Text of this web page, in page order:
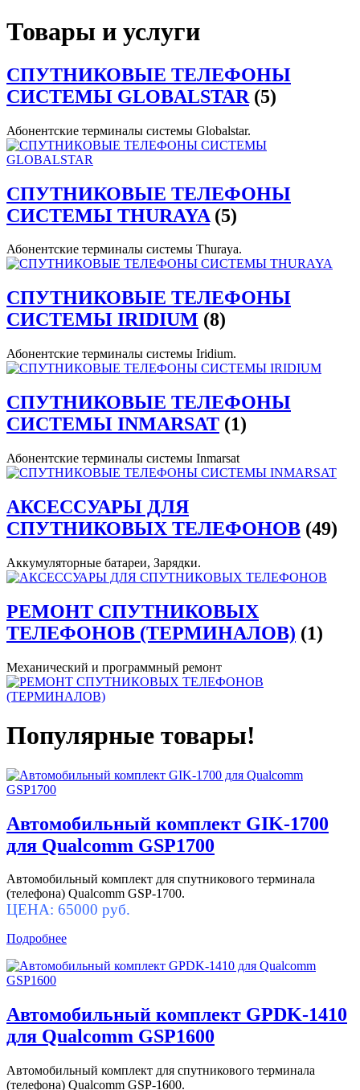
Товары и услуги
СПУТНИКОВЫЕ ТЕЛЕФОНЫ
СИСТЕМЫ GLOBALSTAR (5)
Абонентские терминалы системы Globalstar.
СПУТНИКОВЫЕ ТЕЛЕФОНЫ
СИСТЕМЫ THURAYA (5)
Абонентские терминалы системы Thuraya.
СПУТНИКОВЫЕ ТЕЛЕФОНЫ
СИСТЕМЫ IRIDIUM (8)
Абонентские терминалы системы Iridium.
СПУТНИКОВЫЕ ТЕЛЕФОНЫ
СИСТЕМЫ INMARSAT (1)
Абонентские терминалы системы Inmarsat
АКСЕССУАРЫ ДЛЯ
СПУТНИКОВЫХ ТЕЛЕФОНОВ (49)
Аккумуляторные батареи, Зарядки.
РЕМОНТ СПУТНИКОВЫХ
ТЕЛЕФОНОВ (ТЕРМИНАЛОВ) (1)
Механический и программный ремонт
Популярные товары!
Автомобильный комплект GIK-1700
для Qualcomm GSP1700
Автомобильный комплект для спутникового терминала
(телефона) Qualcomm GSP-1700.
ЦЕНА: 65000 руб.
Подробнее
Автомобильный комплект GPDK-1410
для Qualcomm GSP1600
Автомобильный комплект для спутникового терминала
(телефона) Qualcomm GSP-1600.